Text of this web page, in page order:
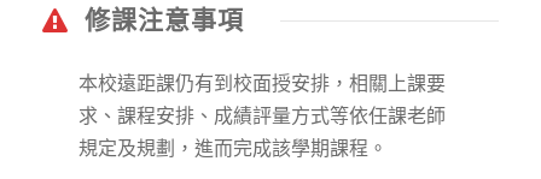
修課注意事項
本校遠距課仍有到校面授安排，相關上課要
求、課程安排、成績評量方式等依任課老師
規定及規劃，進而完成該學期課程。